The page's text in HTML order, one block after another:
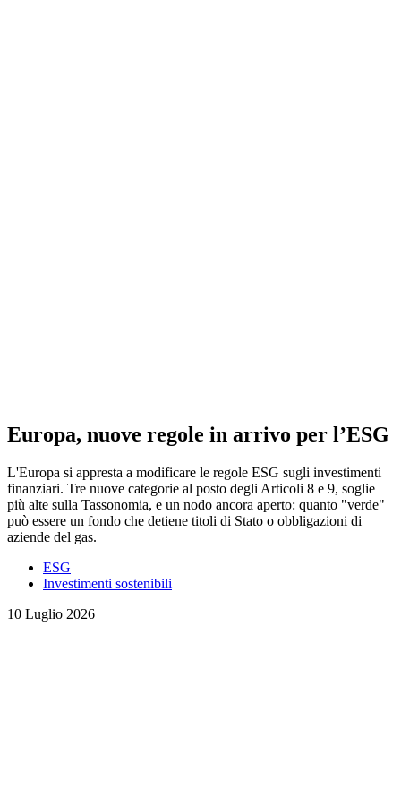
Europa, nuove regole in arrivo per l’ESG
L'Europa si appresta a modificare le regole ESG sugli investimenti
finanziari. Tre nuove categorie al posto degli Articoli 8 e 9, soglie
più alte sulla Tassonomia, e un nodo ancora aperto: quanto "verde"
può essere un fondo che detiene titoli di Stato o obbligazioni di
aziende del gas.
ESG
Investimenti sostenibili
10 Luglio 2026